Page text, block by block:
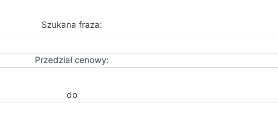
Szukana fraza:
Przedział cenowy:
do